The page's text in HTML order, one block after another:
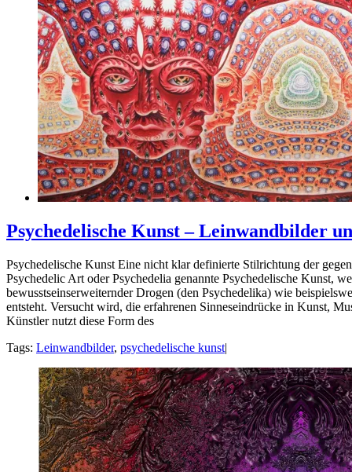
Psychedelische Kunst – Leinwandbilder
Psychedelische Kunst Eine nicht klar definierte Stilrichtung der
Psychedelic Art oder Psychedelia genannte Psychedelische Kunst,
bewusstseinserweiternder Drogen (den Psychedelika) wie
entsteht. Versucht wird, die erfahrenen Sinneseindrücke in Kunst,
Künstler nutzt diese Form des
Tags: Leinwandbilder, psychedelische kunst|